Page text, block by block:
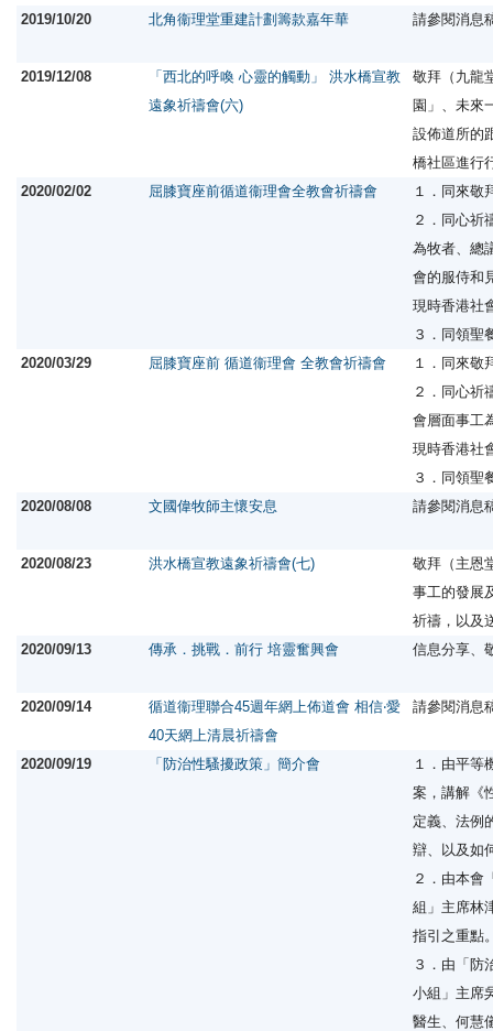
2019/10/20
北角衞理堂重建計劃籌款嘉年華 請參閱消息
2019/12/08
「西北的呼喚 心靈的觸動」 洪水橋宣教
遠象祈禱會(六)
敬拜（九龍
園」、未來
設佈道所的
橋社區進行
2020/02/02
屈膝寶座前 循道衞理會全教會祈禱會
１．同來敬
２．同心祈
為牧者、總
會的服侍和
現時香港社
３．同領
2020/03/29
屈膝寶座前 循道衞理會 全教會祈禱會
１．同來敬
２．同心祈
會層面事工
現時香港社
３．同領聖
2020/08/08
文國偉牧師主懷安息 請參閱消息
2020/08/23 洪水橋宣教遠象祈禱會(七)
敬拜（主恩
事工的發展
祈禱，以及
2020/09/13
傳承．挑戰．前行 培靈奮興會 信息分享、
2020/09/14
循道衞理聯合45週年網上佈道會 相信‧愛
40天網上清晨祈禱會
請參閱消息
2020/09/19 「防治性騷擾政策」簡介會
１．由平等
案，講解《
定義、法例
辯、以及如
２．由本會
組」主席林
指引之重點
３．由「防
小組」主席
醫生、何慧